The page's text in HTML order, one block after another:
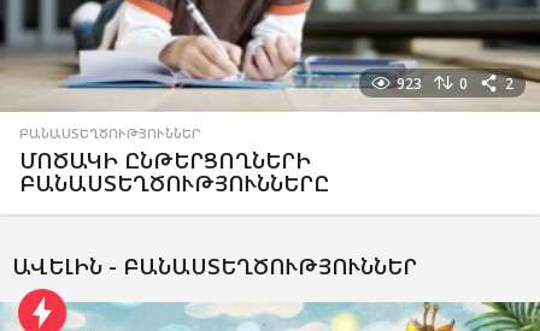
923 0 2
ԲԱՆԱՍՏԵՂԾՈՒԹՅՈՒՆՆԵՐ
ՄՈԾԱԿԻ ԸՆԹԵՐՑՈՂՆԵՐԻ
ԲԱՆԱՍՏԵՂԾՈՒԹՅՈՒՆՆԵՐԸ
ԱՎԵԼԻՆ - ԲԱՆԱՍՏԵՂԾՈՒԹՅՈՒՆՆԵՐ